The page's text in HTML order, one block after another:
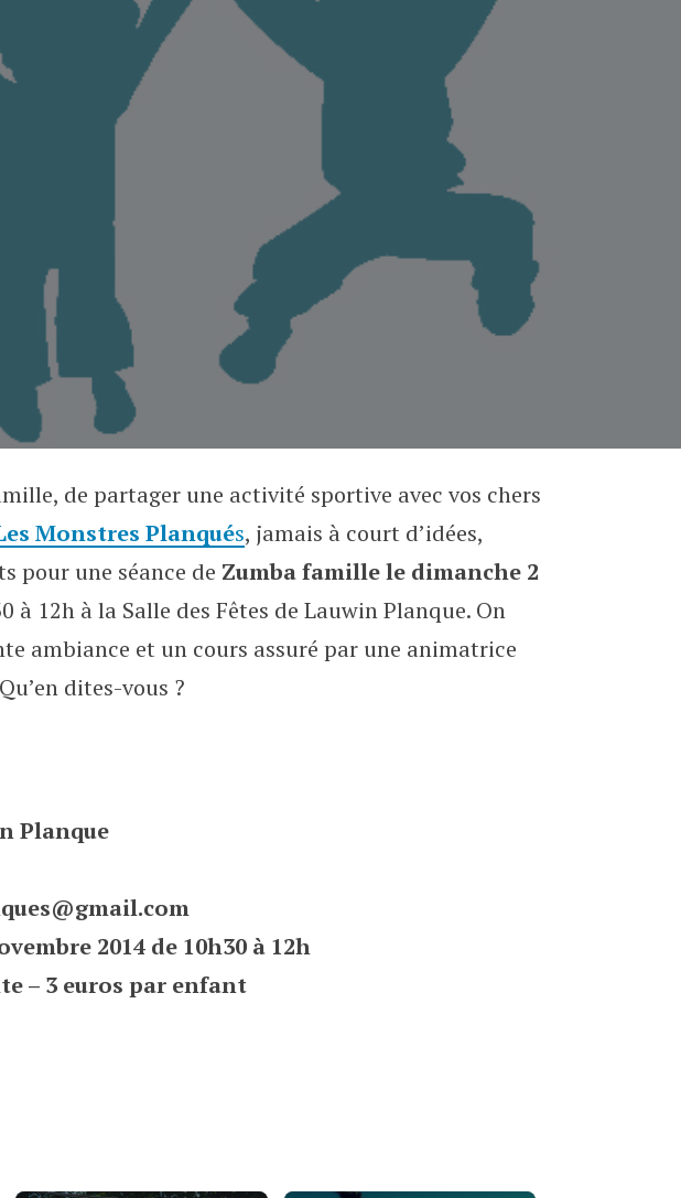
2 novembre
de partager une activité sportive avec vos chers
Monstres Planqués, jamais à court d’idées,
pour une séance de Zumba famille le dimanche 2
à 12h à la Salle des Fêtes de Lauwin Planque. On
ambiance et un cours assuré par une animatrice
dites-vous ?
Planque
2014 de 10h30 à 12h
– 3 euros par enfant